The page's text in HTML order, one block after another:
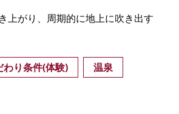
上がり、周期的に地上に吹き出す
わり条件(体験) 温泉